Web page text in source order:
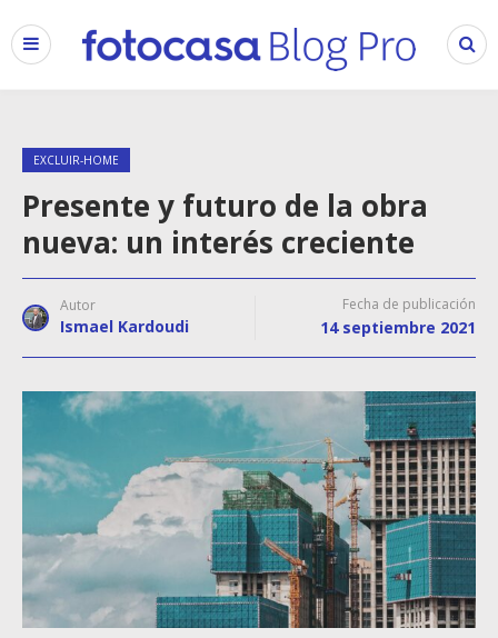
EXCLUIR-HOME
Presente y futuro de la obra
nueva: un interés creciente
Autor
Ismael Kardoudi
Fecha de publicación
14 septiembre 2021